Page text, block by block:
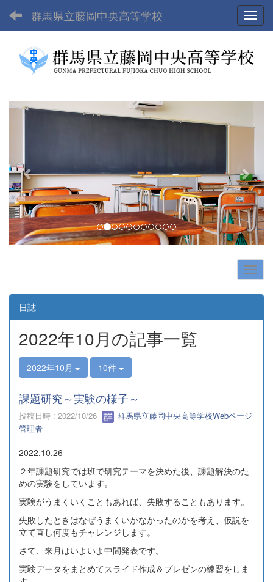
群馬県立藤岡中央高等学校
p
i
o
u
s
e
日誌
2022年10月の記事一覧
2022年10月 10件
課題研究～実験の様子～
投稿日時 : 2022/10/26
群馬県立藤岡中央高等学校Webページ
管理者
2022.10.26
２年課題研究では班で研究テーマを決めた後、課題解決のた
めの実験をしています。
実験がうまくいくこともあれば、失敗することもあります。
失敗したときはなぜうまくいかなかったのかを考え、仮説を
立て直し何度もチャレンジします。
さて、来月はいよいよ中間発表です。
実験データをまとめてスライド作成＆プレゼンの練習をしま